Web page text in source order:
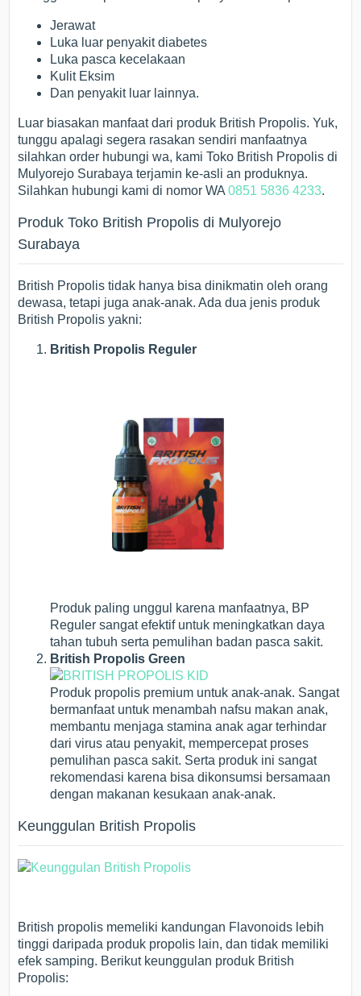
Jerawat
Luka luar penyakit diabetes
Luka pasca kecelakaan
Kulit Eksim
Dan penyakit luar lainnya.
Luar biasakan manfaat dari produk British Propolis. Yuk,
tunggu apalagi segera rasakan sendiri manfaatnya
silahkan order hubungi wa, kami Toko British Propolis di
Mulyorejo Surabaya terjamin ke-asli an produknya.
Silahkan hubungi kami di nomor WA0851 5836 4233.
Produk Toko British Propolis di Mulyorejo
Surabaya
British Propolis tidak hanya bisa dinikmatin oleh orang
dewasa, tetapi juga anak-anak. Ada dua jenis produk
British Propolis yakni:
British Propolis Reguler
Produk paling unggul karena manfaatnya, BP
Reguler sangat efektif untuk meningkatkan daya
tahan tubuh serta pemulihan badan pasca sakit.
British Propolis Green
Produk propolis premium untuk anak-anak. Sangat
bermanfaat untuk menambah nafsu makan anak,
membantu menjaga stamina anak agar terhindar
dari virus atau penyakit, mempercepat proses
pemulihan pasca sakit. Serta produk ini sangat
rekomendasi karena bisa dikonsumsi bersamaan
dengan makanan kesukaan anak-anak.
Keunggulan British Propolis
British propolis memeliki kandungan Flavonoids lebih
tinggi daripada produk propolis lain, dan tidak memiliki
efek samping. Berikut keunggulan produk British
Propolis: